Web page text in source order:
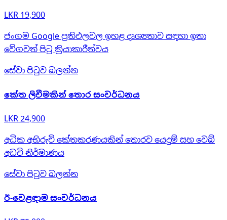
LKR 19,900
ජංගම Google ප්‍රතිඵලවල ඉහළ දෘශ්‍යතාව සඳහා ඉතා
වේගවත් පිටු ක්‍රියාකාරීත්වය
සේවා පිටුව බලන්න
කේත ලිවීමකින් තොර සංවර්ධනය
LKR 24,900
අධික අභිරුචි කේතකරණයකින් තොරව යෙදුම් සහ වෙබ්
අඩවි නිර්මාණය
සේවා පිටුව බලන්න
ඊ-වෙළඳාම සංවර්ධනය